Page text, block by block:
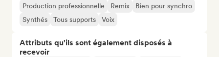
Production professionnelle Remix
Bien pour synchro
Synthés
Tous supports Voix
Attributs qu'ils sont également disposés à
recevoir